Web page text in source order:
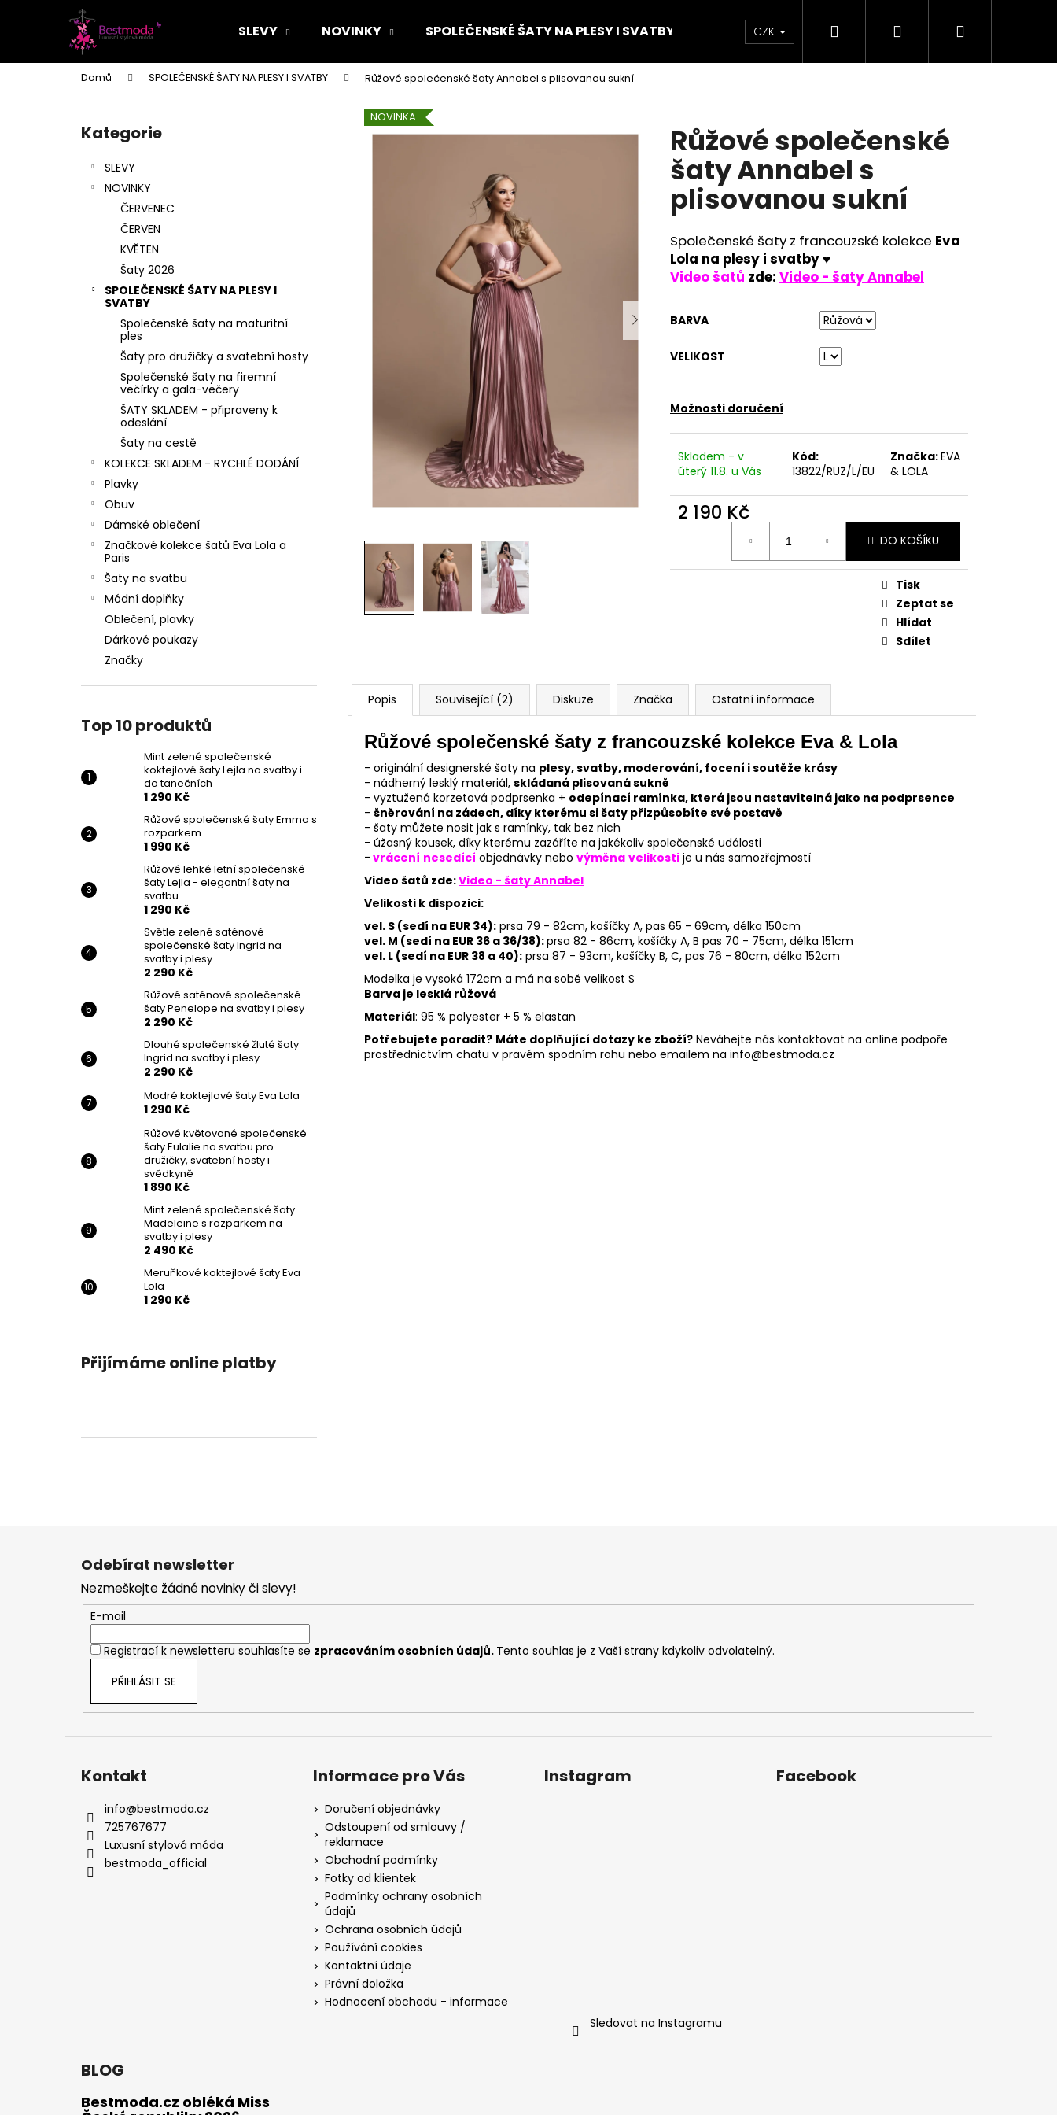
SLEVY NOVINKY SPOLEČENSKÉ ŠATY NA PLESY I SVATBY KOLEKCE SKLADEM - RYCHLÉ DODÁNÍ
CZK Hledat PřihlášeníNákupní
Domů SPOLEČENSKÉ ŠATY NA PLESY I SVATBY Růžové společenské šaty Annabel s plisovanou sukní
Přeskočit
kategorie
Kategorie
SLEVY
NOVINKY
ČERVENEC
ČERVEN
KVĚTEN
Šaty 2026
SPOLEČENSKÉ ŠATY NA PLESY I
SVATBY
Společenské šaty na maturitní
ples
Šaty pro družičky a svatební hosty
Společenské šaty na firemní
večírky a gala-večery
ŠATY SKLADEM - připraveny k
odeslání
Šaty na cestě
KOLEKCE SKLADEM - RYCHLÉ DODÁNÍ
Plavky
Obuv
Dámské oblečení
Značkové kolekce šatů Eva Lola a
Paris
Šaty na svatbu
Módní doplňky
Oblečení, plavky
Dárkové poukazy
Značky
Top 10 produktů
Mint zelené společenské
koktejlové šaty Lejla na svatby i
do tanečních
1 290 Kč
Růžové společenské šaty Emma s
rozparkem
1 990 Kč
Růžové lehké letní společenské
šaty Lejla - elegantní šaty na
svatbu
1 290 Kč
Světle zelené saténové
společenské šaty Ingrid na
svatby i plesy
2 290 Kč
Růžové saténové společenské
šaty Penelope na svatby i plesy
2 290 Kč
Dlouhé společenské žluté šaty
Ingrid na svatby i plesy
2 290 Kč
Modré koktejlové šaty Eva Lola
1 290 Kč
Růžové květované společenské
šaty Eulalie na svatbu pro
družičky, svatební hosty i
svědkyně
1 890 Kč
Mint zelené společenské šaty
Madeleine s rozparkem na
svatby i plesy
2 490 Kč
Meruňkové koktejlové šaty Eva
Lola
1 290 Kč
Přijímáme online platby
Růžové společenské
šaty Annabel s
plisovanou sukní
Společenské šaty z francouzské kolekce Eva
Lola na plesy i svatby ♥
Video šatů zde: Video - šaty Annabel
BARVA
VELIKOST
Možnosti doručení
Skladem - v
úterý 11.8. u Vás
Kód:
13822/RUZ/L/EU
Značka:EVA
& LOLA
2 190 Kč
DO KOŠÍKU
Tisk
Zeptat se
Hlídat
Sdílet
NOVINKA
Popis Související (2) Diskuze Značka Ostatní informace
Růžové společenské šaty z francouzské kolekce Eva & Lola
- originální designerské šaty na plesy, svatby, moderování, focení i soutěže krásy
- nádherný lesklý materiál, skládaná plisovaná sukně
- vyztužená korzetová podprsenka + odepínací ramínka, která jsou nastavitelná jako na podprsence
- šněrování na zádech, díky kterému si šaty přizpůsobíte své postavě
- šaty můžete nosit jak s ramínky, tak bez nich
- úžasný kousek, díky kterému zazáříte na jakékoliv společenské události
- vrácení nesedící objednávky nebo výměna velikosti je u nás samozřejmostí
Video šatů zde:Video - šaty Annabel
Velikosti k dispozici:
vel. S (sedí na EUR 34): prsa 79 - 82cm, košíčky A, pas 65 - 69cm, délka 150cm
vel. M (sedí na EUR 36 a 36/38):prsa 82 - 86cm, košíčky A, B pas 70 - 75cm, délka 151cm
vel. L (sedí na EUR 38 a 40): prsa 87 - 93cm, košíčky B, C, pas 76 - 80cm, délka 152cm
Modelka je vysoká 172cm a má na sobě velikost S
Barva je lesklá růžová
Materiál: 95 % polyester + 5 % elastan
Potřebujete poradit? Máte doplňující dotazy ke zboží? Neváhejte nás kontaktovat na online podpoře
prostřednictvím chatu v pravém spodním rohu nebo emailem na info@bestmoda.cz
í
Zpět
do
obchodu
Zpět
do
obchodu
Co potřebujete najít?
Doporučujeme
MINT ZELENÉ SPOLEČENSKÉ KOKTEJLOVÉ
ŠATY LEJLA NA SVATBY I DO TANEČNÍCH
1 290 Kč
RŮŽOVÉ SPOLEČENSKÉ ŠATY EMMA S RŮŽOVÉ LEHKÉ LETNÍ SPOLEČENSKÉ ŠATY
Z
Odebírat newsletter
Nezmeškejte žádné novinky či slevy!
E-mail
Registrací k newsletteru souhlasíte se zpracováním osobních údajů. Tento souhlas je z Vaší strany kdykoliv odvolatelný.
PŘIHLÁSIT SE
Kontakt
info@bestmoda.cz
725767677
Luxusní stylová móda
bestmoda_official
Informace pro Vás
Doručení objednávky
Odstoupení od smlouvy /
reklamace
Obchodní podmínky
Fotky od klientek
Podmínky ochrany osobních
údajů
Ochrana osobních údajů
Používání cookies
Kontaktní údaje
Právní doložka
Hodnocení obchodu - informace
Instagram
Sledovat na Instagramu
Facebook
BLOG
Bestmoda.cz obléká Miss